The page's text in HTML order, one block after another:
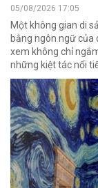
05/08/2026 17:05
Một không gian di
bằng ngôn ngữ của
xem không chỉ
những kiệt tác nổi